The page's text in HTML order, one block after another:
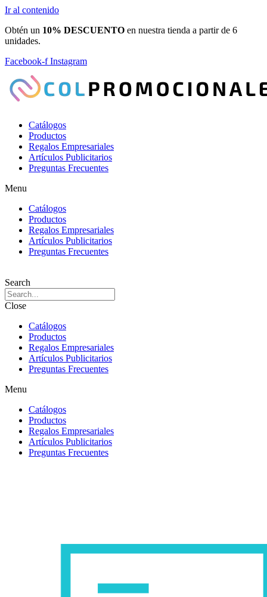
Ir al contenido
Obtén un 10% DESCUENTO en nuestra tienda a partir de 6
unidades.
Facebook-f Instagram
Catálogos
Productos
Regalos Empresariales
Artículos Publicitarios
Preguntas Frecuentes
Menu
Catálogos
Productos
Regalos Empresariales
Artículos Publicitarios
Preguntas Frecuentes
Search
Close
Catálogos
Productos
Regalos Empresariales
Artículos Publicitarios
Preguntas Frecuentes
Menu
Catálogos
Productos
Regalos Empresariales
Artículos Publicitarios
Preguntas Frecuentes